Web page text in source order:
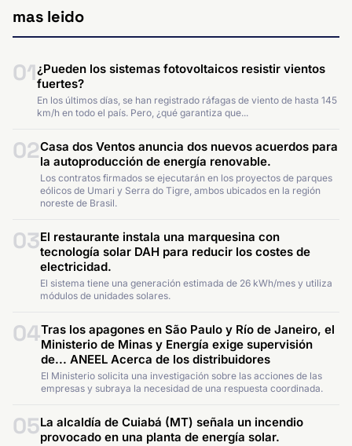
mas leido
01¿Pueden los sistemas fotovoltaicos resistir vientos
fuertes?
En los últimos días, se han registrado ráfagas de viento de hasta 145
km/h en todo el país. Pero, ¿qué garantiza que...
02Casa dos Ventos anuncia dos nuevos acuerdos para
la autoproducción de energía renovable.
Los contratos firmados se ejecutarán en los proyectos de parques
eólicos de Umari y Serra do Tigre, ambos ubicados en la región
noreste de Brasil.
03El restaurante instala una marquesina con
tecnología solar DAH para reducir los costes de
electricidad.
El sistema tiene una generación estimada de 26 kWh/mes y utiliza
módulos de unidades solares.
04Tras los apagones en São Paulo y Río de Janeiro, el
Ministerio de Minas y Energía exige supervisión
de... ANEEL Acerca de los distribuidores
El Ministerio solicita una investigación sobre las acciones de las
empresas y subraya la necesidad de una respuesta coordinada.
05La alcaldía de Cuiabá (MT) señala un incendio
provocado en una planta de energía solar.